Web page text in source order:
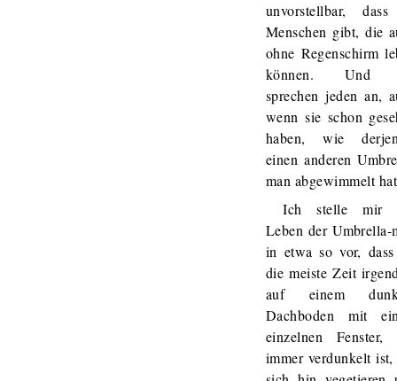
unvorstellbar,
Menschen gibt, die
ohne Regenschirm
können. Und
sprechen jeden an,
wenn sie schon
haben, wie
einen anderen
man abgewimmelt
Ich stelle mir
Leben der Umbrella-
in etwa so vor,
die meiste Zeit
auf einem
Dachboden mit
einzelnen Fenster,
immer verdunkelt